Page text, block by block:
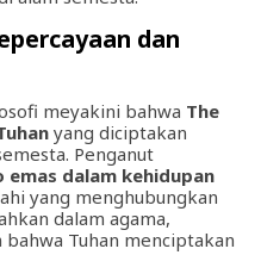
dan
meyakini bahwa The
yang diciptakan
Penganut
emas dalam kehidupan
yang menghubungkan
dalam agama,
Tuhan menciptakan